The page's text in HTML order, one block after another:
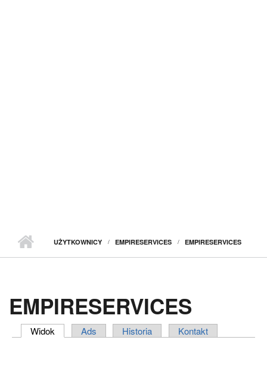
UŻYTKOWNICY EMPIRESERVICES EMPIRESERVICES
EMPIRESERVICES
Widok (aktywna karta)
Ads Historia Kontakt